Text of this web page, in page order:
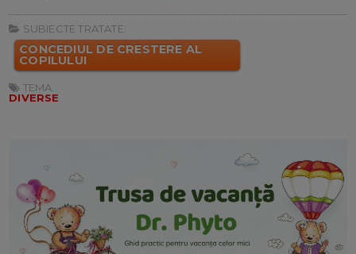
SUBIECTE TRATATE:
CONCEDIUL DE CRESTERE AL
COPILULUI
TEMA:
DIVERSE